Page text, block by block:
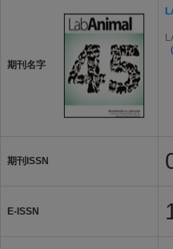
期刊名字
期刊ISSN
E-ISSN